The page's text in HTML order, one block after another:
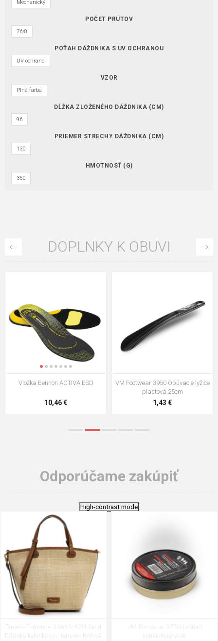
Mechanický
POČET PRÚTOV
76/8
POŤAH DÁŽDNIKA S UV OCHRANOU
UV ochrana
VZOR
Plná farba
DĹŽKA ZLOŽENÉHO DÁŽDNIKA (CM)
96
PRIEMER STRECHY DÁŽDNIKA (CM)
130
HMOTNOSŤ (G)
350
DOPLNKY K OBUVI
VM Footwear 3009 Vkladacia
5,21 €
VM Footwear 3102 Šnúrky ploché
0,79 €
Odporúčame zakúpiť
High-contrast mode
Tamaris Fernanda 33665-420 Sand
Dámska kabelka cez rameno béžová
VM Footwear 3750 Leštiaci
karnaubský vosk